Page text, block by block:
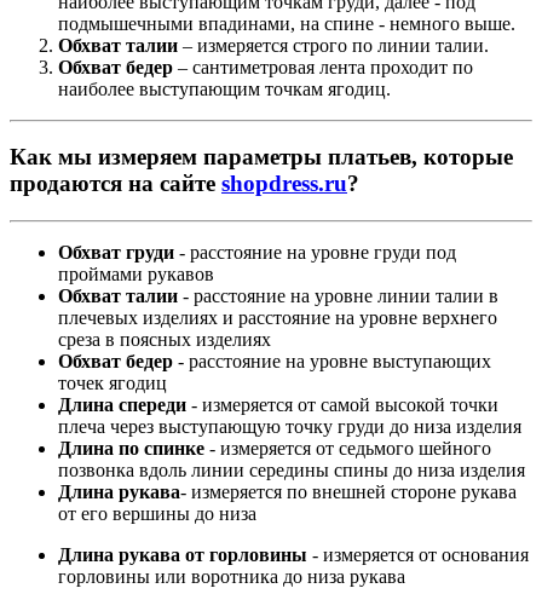
подмышечными впадинами, на спине - немного выше.
Обхват талии – измеряется строго по линии талии.
Обхват бедер – сантиметровая лента проходит по
наиболее выступающим точкам ягодиц.
Как мы измеряем параметры платьев, которые
продаются на сайте shopdress.ru?
Обхват груди - расстояние на уровне груди под
проймами рукавов
Обхват талии - расстояние на уровне линии талии в
плечевых изделиях и расстояние на уровне верхнего
среза в поясных изделиях
Обхват бедер - расстояние на уровне выступающих
точек ягодиц
Длина спереди - измеряется от самой высокой точки
плеча через выступающую точку груди до низа изделия
Длина по спинке - измеряется от седьмого шейного
позвонка вдоль линии середины спины до низа изделия
Длина рукава- измеряется по внешней стороне рукава
от его вершины до низа
Длина рукава от горловины - измеряется от основания
горловины или воротника до низа рукава